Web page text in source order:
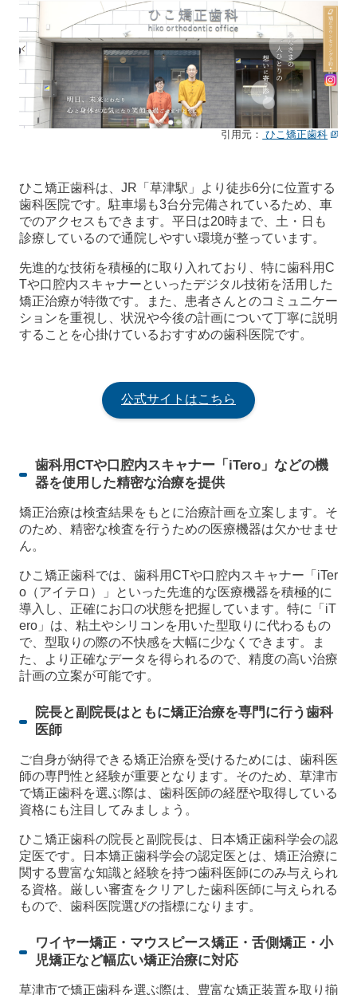
引用元： ひこ矯正歯科
ひこ矯正歯科は、JR「草津駅」より徒歩6分に位置する
歯科医院です。駐車場も3台分完備されているため、車
でのアクセスもできます。平日は20時まで、土・日も
診療しているので通院しやすい環境が整っています。
先進的な技術を積極的に取り入れており、特に歯科用C
Tや口腔内スキャナーといったデジタル技術を活用した
矯正治療が特徴です。また、患者さんとのコミュニケー
ションを重視し、状況や今後の計画について丁寧に説明
することを心掛けているおすすめの歯科医院です。
公式サイトはこちら
歯科用CTや口腔内スキャナー「iTero」などの機
器を使用した精密な治療を提供
矯正治療は検査結果をもとに治療計画を立案します。そ
のため、精密な検査を行うための医療機器は欠かせませ
ん。
ひこ矯正歯科では、歯科用CTや口腔内スキャナー「iTer
o（アイテロ）」といった先進的な医療機器を積極的に
導入し、正確にお口の状態を把握しています。特に「iT
ero」は、粘土やシリコンを用いた型取りに代わるもの
で、型取りの際の不快感を大幅に少なくできます。ま
た、より正確なデータを得られるので、精度の高い治療
計画の立案が可能です。
院長と副院長はともに矯正治療を専門に行う歯科
医師
ご自身が納得できる矯正治療を受けるためには、歯科医
師の専門性と経験が重要となります。そのため、草津市
で矯正歯科を選ぶ際は、歯科医師の経歴や取得している
資格にも注目してみましょう。
ひこ矯正歯科の院長と副院長は、日本矯正歯科学会の認
定医です。日本矯正歯科学会の認定医とは、矯正治療に
関する豊富な知識と経験を持つ歯科医師にのみ与えられ
る資格。厳しい審査をクリアした歯科医師に与えられる
もので、歯科医院選びの指標になります。
ワイヤー矯正・マウスピース矯正・舌側矯正・小
児矯正など幅広い矯正治療に対応
草津市で矯正歯科を選ぶ際は、豊富な矯正装置を取り揃